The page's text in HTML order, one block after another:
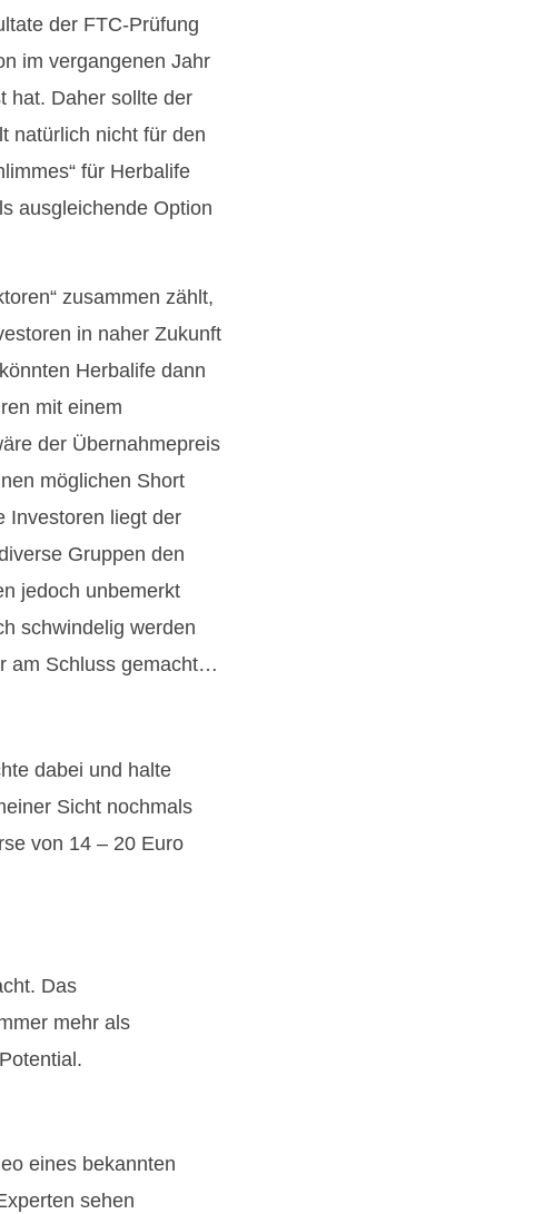
der FTC-Prüfung
im vergangenen Jahr
hat. Daher sollte der
natürlich nicht für den
für Herbalife
ausgleichende Option
zusammen zählt,
in naher Zukunft
Herbalife dann
mit einem
der Übernahmepreis
möglichen Short
Investoren liegt der
Gruppen den
jedoch unbemerkt
schwindelig werden
am Schluss gemacht…
dabei und halte
Sicht nochmals
von 14 – 20 Euro
Das
mehr als
eines bekannten
sehen